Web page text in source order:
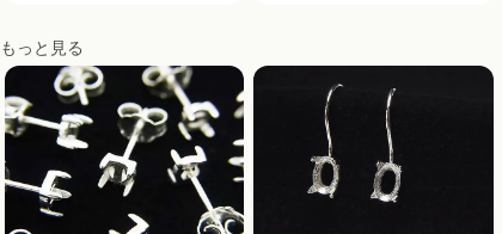
もっと見る